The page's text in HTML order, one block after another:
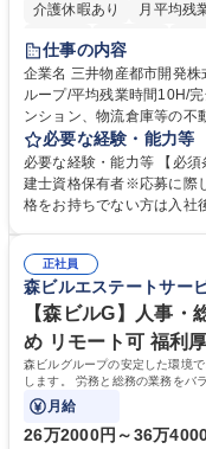
介護休暇あり
月平均残
在宅OK
賞与あり
駅近5分以内
土日祝休み
仕事の内容
企業名 三井物産都市開発株式会社 求人名 【営業事務】業
ループ/平均残業時間10H/完全週休2日 仕事の内容
ンション、物流倉庫等の不
貸運営、売却、仲介・活用
いただきます。 【詳細】・契約書管理、契約書製本、捺印対応、ファイリ
ング、登記簿取得、調書取
求・支払データ登録、取引
の他に担当頂く業務が発生する場合があ
業務職/三井物産グループ/
必要な経験・能力等
必要な経験・能力等 【必
建士資格保有者※応募に際
格をお持ちでない方は入社
ション力がある方。 ・チャ
方。多様な関係者と謙虚に
ール管理が出来る方。※将
へのジョブローテーションの可能性が
院 大学 語学力： 資格：宅
正社員
森ビルエステートサー
【森ビルG】人事
め リモート可 福利
森ビルグループの安定した環境
します。 労務と総務の業務をバ
にも挑戦できる、やりがいある環
月給
26万2000円～36万